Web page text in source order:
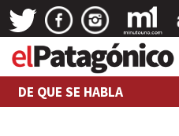
DE QUE SE HABLA